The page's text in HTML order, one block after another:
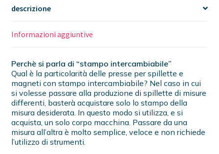
descrizione
Informazioni aggiuntive
Perchè si parla di “stampo intercambiabile”
Qual è la particolarità delle presse per spillette e
magneti con stampo intercambiabile? Nel caso in cui
si volesse passare alla produzione di spillette di misure
differenti, basterà acquistare solo lo stampo della
misura desiderata. In questo modo si utilizza, e si
acquista, un solo corpo macchina. Passare da una
misura all’altra è molto semplice, veloce e non richiede
l’utilizzo di strumenti.